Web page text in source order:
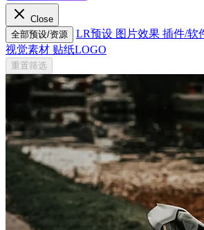
Close
全部预设/资源
LR预设 图片效果 插件/软
视觉素材 贴纸LOGO
重置筛选